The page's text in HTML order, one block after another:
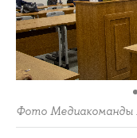
Фото Медиакоманды